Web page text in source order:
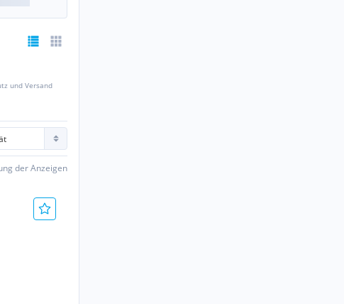
und Versand
der Anzeigen